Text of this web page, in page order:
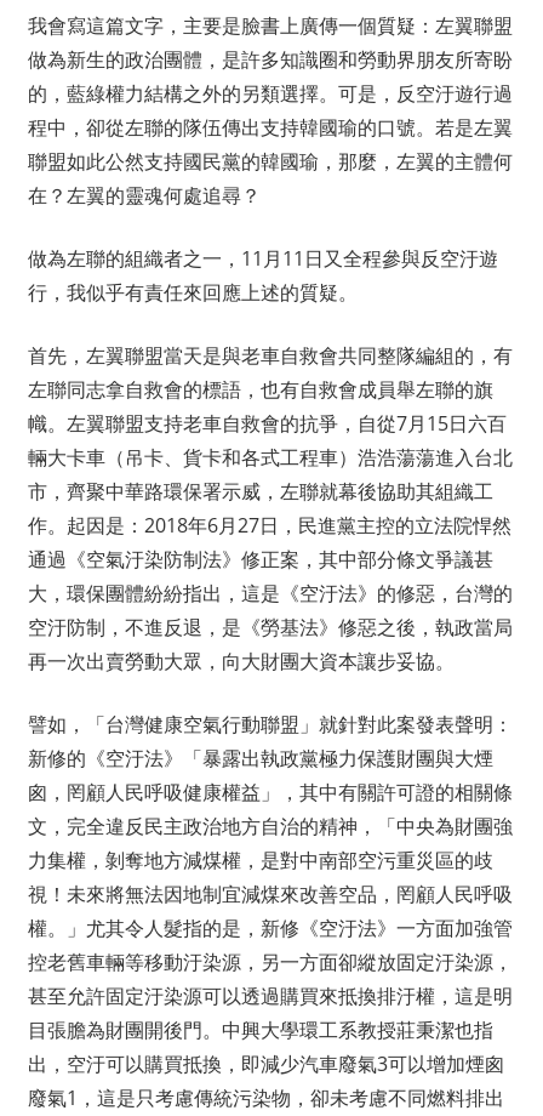
我會寫這篇文字，主要是臉書上廣傳一個質疑：左翼聯盟
做為新生的政治團體，是許多知識圈和勞動界朋友所寄盼
的，藍綠權力結構之外的另類選擇。可是，反空汙遊行過
程中，卻從左聯的隊伍傳出支持韓國瑜的口號。若是左翼
聯盟如此公然支持國民黨的韓國瑜，那麼，左翼的主體何
在？左翼的靈魂何處追尋？
做為左聯的組織者之一，11月11日又全程參與反空汙遊
行，我似乎有責任來回應上述的質疑。
首先，左翼聯盟當天是與老車自救會共同整隊編組的，有
左聯同志拿自救會的標語，也有自救會成員舉左聯的旗
幟。左翼聯盟支持老車自救會的抗爭，自從7月15日六百
輛大卡車（吊卡、貨卡和各式工程車）浩浩蕩蕩進入台北
市，齊聚中華路環保署示威，左聯就幕後協助其組織工
作。起因是：2018年6月27日，民進黨主控的立法院悍然
通過《空氣汙染防制法》修正案，其中部分條文爭議甚
大，環保團體紛紛指出，這是《空汙法》的修惡，台灣的
空汙防制，不進反退，是《勞基法》修惡之後，執政當局
再一次出賣勞動大眾，向大財團大資本讓步妥協。
譬如，「台灣健康空氣行動聯盟」就針對此案發表聲明：
新修的《空汙法》「暴露出執政黨極力保護財團與大煙
囪，罔顧人民呼吸健康權益」，其中有關許可證的相關條
文，完全違反民主政治地方自治的精神，「中央為財團強
力集權，剝奪地方減煤權，是對中南部空污重災區的歧
視！未來將無法因地制宜減煤來改善空品，罔顧人民呼吸
權。」尤其令人髮指的是，新修《空汙法》一方面加強管
控老舊車輛等移動汙染源，另一方面卻縱放固定汙染源，
甚至允許固定汙染源可以透過購買來抵換排汙權，這是明
目張膽為財團開後門。中興大學環工系教授莊秉潔也指
出，空汙可以購買抵換，即減少汽車廢氣3可以增加煙囪
廢氣1，這是只考慮傳統污染物，卻未考慮不同燃料排出